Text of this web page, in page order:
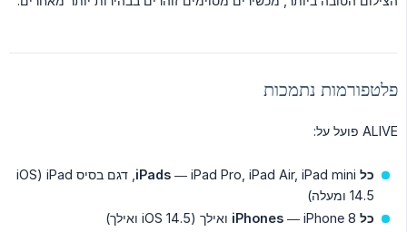
פלטפורמות נתמכות
ALIVE פועל על:
כל iPads
— iPad Pro, iPad Air, iPad mini, דגם בסיס iPad (iOS
14.5 ומעלה)
כל iPhones — iPhone 8 ואילך (iOS 14.5 ואילך)